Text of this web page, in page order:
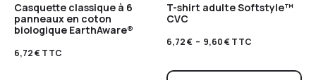
Casquette classique à 6
panneaux en coton
biologique EarthAware®
6,72€TTC
T-shirt adulte Softstyle™
CVC
6,72€ – 9,60€TTC